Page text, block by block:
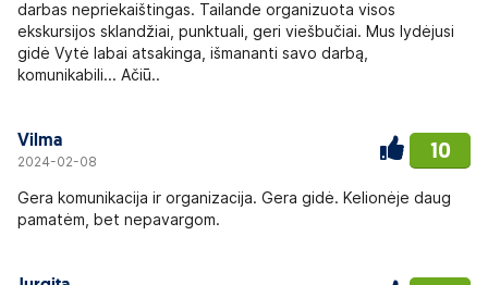
darbas nepriekaištingas. Tailande organizuota visos
ekskursijos sklandžiai, punktuali, geri viešbučiai. Mus lydėjusi
gidė Vytė labai atsakinga, išmananti savo darbą,
komunikabili... Ačiū..
Vilma
2024-02-08 10
Gera komunikacija ir organizacija. Gera gidė. Kelionėje daug
pamatėm, bet nepavargom.